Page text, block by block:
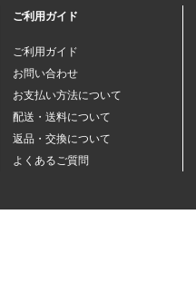
ご利用ガイド
ご利用ガイド
お問い合わせ
お支払い方法について
配送・送料について
返品・交換について
よくあるご質問